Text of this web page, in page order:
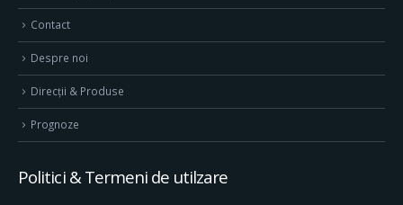
Contact
Despre noi
Direcţii & Produse
Prognoze
Politici & Termeni de utilzare